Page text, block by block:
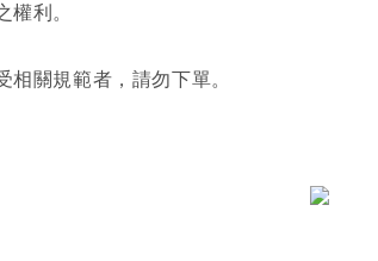
利。
關規範者，請勿下單。